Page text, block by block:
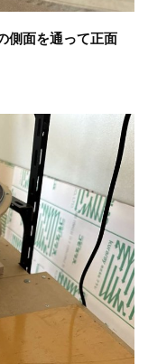
側面を通って正面